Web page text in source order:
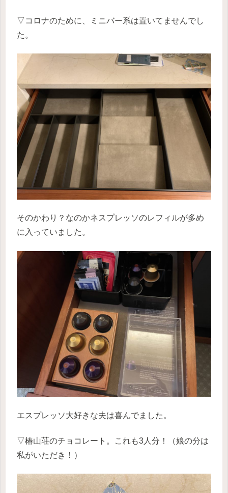
▽コロナのために、ミニバー系は置いてませんでし
た。
そのかわり？なのかネスプレッソのレフィルが多め
に入っていました。
エスプレッソ大好きな夫は喜んでました。
▽椿山荘のチョコレート。これも3人分！（娘の分は
私がいただき！）